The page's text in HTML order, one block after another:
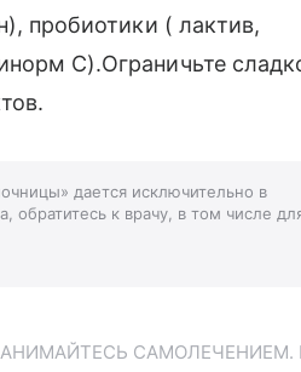
пробиотики ( лактив,
С).Ограничьте
дается исключительно в
обратитесь к врачу, в том числе